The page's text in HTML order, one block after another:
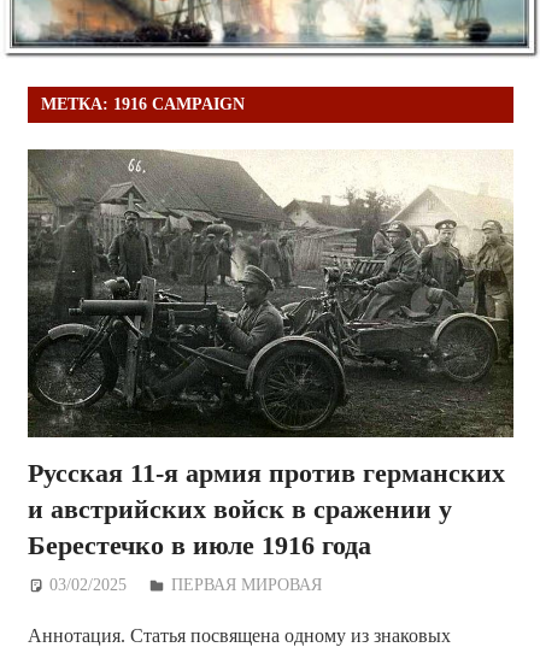
МЕТКА: 1916 CAMPAIGN
Русская 11-я армия против германских
и австрийских войск в сражении у
Берестечко в июле 1916 года
03/02/2025 Дежурный по Редакции
ПЕРВАЯ МИРОВАЯ
Аннотация. Статья посвящена одному из знаковых